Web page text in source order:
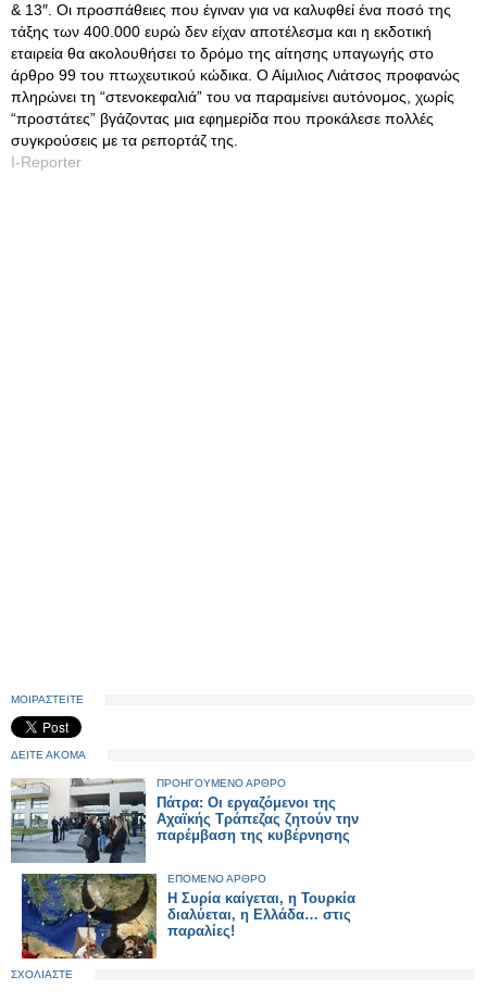
& 13″. Οι προσπάθειες που έγιναν για να καλυφθεί ένα ποσό της
τάξης των 400.000 ευρώ δεν είχαν αποτέλεσμα και η εκδοτική
εταιρεία θα ακολουθήσει το δρόμο της αίτησης υπαγωγής στο
άρθρο 99 του πτωχευτικού κώδικα. Ο Αίμιλιος Λιάτσος προφανώς
πληρώνει τη “στενοκεφαλιά” του να παραμείνει αυτόνομος, χωρίς
“προστάτες” βγάζοντας μια εφημερίδα που προκάλεσε πολλές
συγκρούσεις με τα ρεπορτάζ της.
I-Reporter
ΜΟΙΡΑΣΤΕΙΤΕ
ΔΕΙΤΕ ΑΚΟΜΑ
ΠΡΟΗΓΟΥΜΕΝΟ ΑΡΘΡΟ
Πάτρα: Οι εργαζόμενοι της
Αχαϊκής Τράπεζας ζητούν την
παρέμβαση της κυβέρνησης
ΕΠΟΜΕΝΟ ΑΡΘΡΟ
Η Συρία καίγεται, η Τουρκία
διαλύεται, η Ελλάδα… στις
παραλίες!
ΣΧΟΛΙΑΣΤΕ